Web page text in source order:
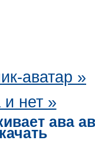
аватар »
нет »
ава